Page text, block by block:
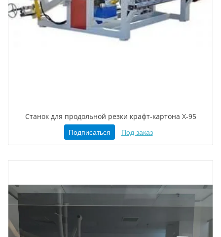
Станок для продольной резки крафт-картона X-95
Подписаться Под заказ